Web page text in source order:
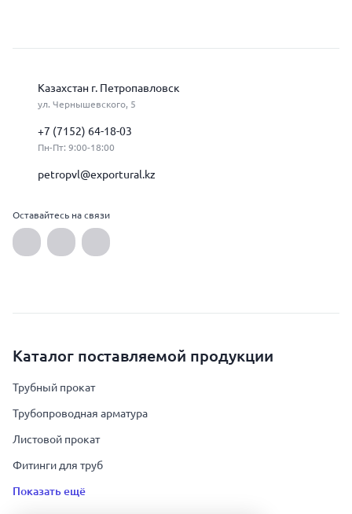
Казахстан г. Петропавловск
ул. Чернышевского, 5
+7 (7152) 64-18-03
Пн-Пт: 9:00-18:00
petropvl@exportural.kz
Оставайтесь на связи
Каталог поставляемой продукции
Трубный прокат
Трубопроводная арматура
Листовой прокат
Фитинги для труб
Показать ещё